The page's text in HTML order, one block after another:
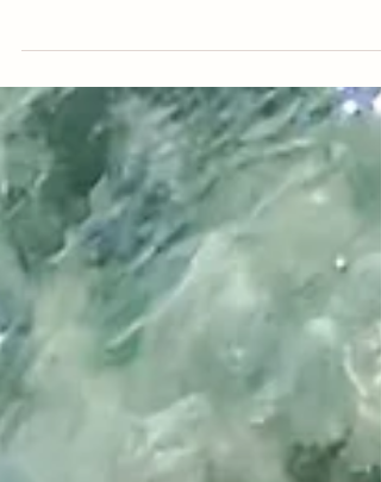
bonita pra quem quer fotografar de cima não é a
mesma pra quem quer levar uma criança
A praia mais bonita pra quem curte surfar não é a
mesma pra quem quer flutuar com snorkel.
de algumas viagens pra Ubatuba, montei essa
organizada por perfil de viajante. Você não vai
encontra